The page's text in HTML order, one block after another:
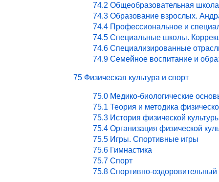
74.2 Общеобразовательная
74.3 Образование взрослых.
74.4 Профессиональное и
74.5 Специальные школы.
74.6 Специализированные
74.9 Семейное воспитание и
75 Физическая культура и спорт
75.0 Медико-биологические
75.1 Теория и методика
75.3 История физической
75.4 Организация физической
75.5 Игры. Спортивные игры
75.6 Гимнастика
75.7 Спорт
75.8 Спортивно-